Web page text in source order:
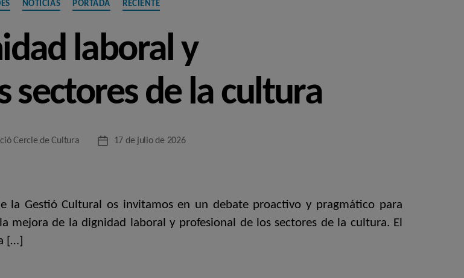
NOTICIAS PORTADA RECIENTE
laboral y
sectores de la cultura
Cercle de Cultura
Fecha17 de julio de 2026
la Gestió Cultural os invitamos en un debate proactivo y pragmático para
mejora de la dignidad laboral y profesional de los sectores de la cultura. El
[…]